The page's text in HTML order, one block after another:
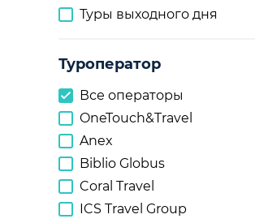
Туры выходного дня
Туроператор
Все операторы
OneTouch&Travel
Anex
Biblio Globus
Coral Travel
ICS Travel Group